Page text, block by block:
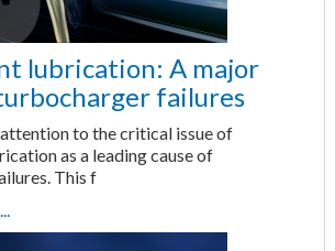
lubrication: A major
failures
to the critical issue of
as a leading cause of
This f